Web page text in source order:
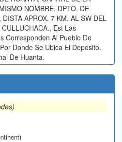
NOMBRE, DPTO. DE
DISTA APROX. 7 KM. AL SW DEL
CULLUCHACA., Est Las
Corresponden Al Pueblo De
Donde Se Ubica El Deposito.
De Huanta.